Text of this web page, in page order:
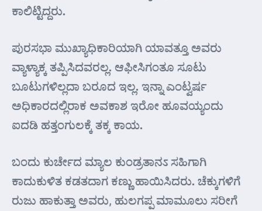
ಕಾಲಿಟ್ಟಿದ್ದರು.
ಪುರಸಭಾ ಮುಖ್ಯಾಧಿಕಾರಿಯಾಗಿ ಯಾವತ್ತೂ ಅವರು
ವ್ಯಾಳ್ಯಾಕ್ಕ ತಪ್ಪಿಸಿದವರಲ್ಲ. ಆಫೀಸಿಗಂತೂ ಸೂಟು
ಬೂಟುಗಳಿಲ್ಲದಾ ಬರೂದ ಇಲ್ಲ. ಇನ್ನಾ ಎಂಟ್ವರ್ಷ
ಅಧಿಕಾರದಲ್ಲಿರಾಕ ಅವಕಾಶ ಇರೋ ಹೂವಯ್ಯಂದು
ಐದಡಿ ಹತ್ತಂಗುಲಕ್ಕೆ ತಕ್ಕ ಕಾಯ.
ಬಂದು ಕುರ್ಚೇದ ಮ್ಯಾಲ ಕುಂಡ್ರತಾನಽ ಸಹಿಗಾಗಿ
ಕಾದುಕುಳಿತ ಕಡತದಾಗ ಕಣ್ಣು ಹಾಯಿಸಿದರು. ಚೆಕ್ಕುಗಳಿಗೆ
ರುಜು ಹಾಕುತ್ತಾ ಅವರು, ಹುಲಗಪ್ಪ ಮಾಮೂಲು ಸರೀಗೆ